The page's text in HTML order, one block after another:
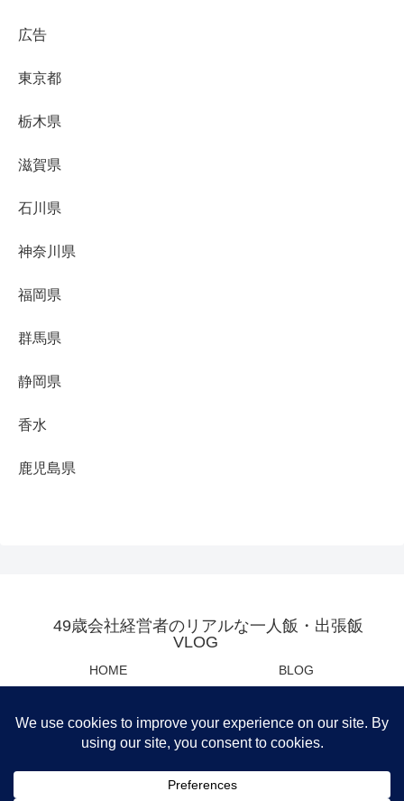
広告
東京都
栃木県
滋賀県
石川県
神奈川県
福岡県
群馬県
静岡県
香水
鹿児島県
49歳会社経営者のリアルな一人飯・出張飯
VLOG
HOME
BLOG
ゼント
Privacy Policy
運営会社
筆者おすすめ商品紹介